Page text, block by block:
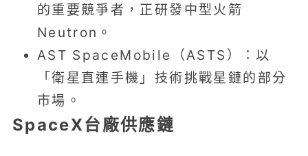
的重要競爭者，正研發中型火箭
Neutron。
AST SpaceMobile（ASTS）：以
「衛星直連手機」技術挑戰星鏈的部分
市場。
SpaceX台廠供應鏈